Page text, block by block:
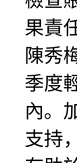
果責
陳秀
季度
內。
支持